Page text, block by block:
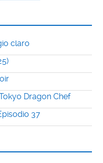
claro
Dragon Chef
37